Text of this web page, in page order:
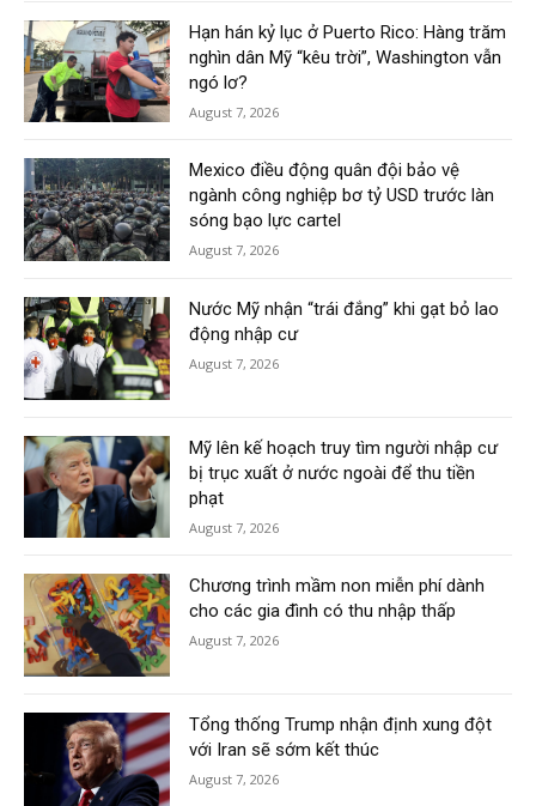
Hạn hán kỷ lục ở Puerto Rico: Hàng trăm
nghìn dân Mỹ “kêu trời”, Washington vẫn
ngó lơ?
August 7, 2026
Mexico điều động quân đội bảo vệ
ngành công nghiệp bơ tỷ USD trước làn
sóng bạo lực cartel
August 7, 2026
Nước Mỹ nhận “trái đắng” khi gạt bỏ lao
động nhập cư
August 7, 2026
Mỹ lên kế hoạch truy tìm người nhập cư
bị trục xuất ở nước ngoài để thu tiền
phạt
August 7, 2026
Chương trình mầm non miễn phí dành
cho các gia đình có thu nhập thấp
August 7, 2026
Tổng thống Trump nhận định xung đột
với Iran sẽ sớm kết thúc
August 7, 2026